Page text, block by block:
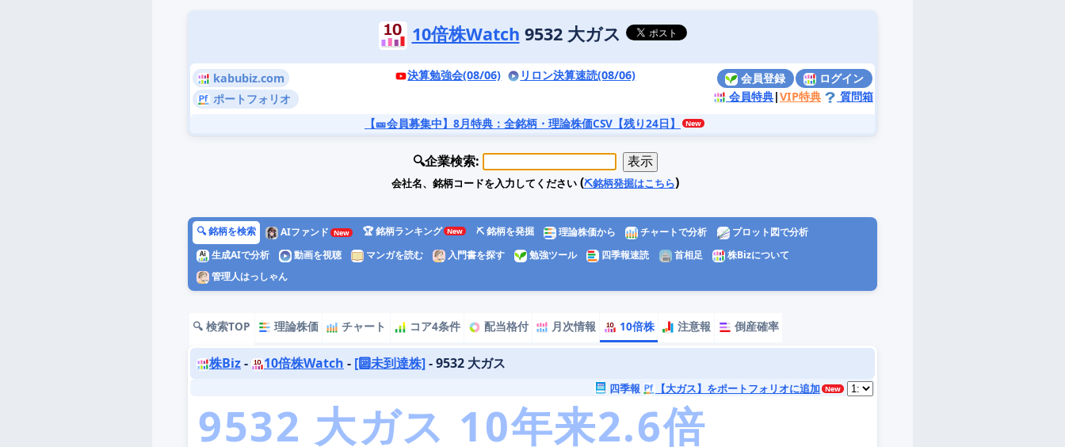
10倍株Watch 9532 大ガス
kabubiz.com
ポートフォリオ
会員登録
ログイン
会員特典|VIP特典 質問箱
決算勉強会(08/06) リロン決算速読(08/06)
【🎫会員募集中】8月特典 ：全銘柄・理論株価CSV【残り24日】
🔍企業検索:
会社名、銘柄コードを入力してください(⛏️銘柄発掘はこちら)
🔍 銘柄を検索 AIファンド 🏆 銘柄ランキング ⛏️ 銘柄を発掘 理論株価から チャートで分析
プロット図で分析
生成AIで分析
動画を視聴 マンガを読む 入門書を探す 勉強ツール 四季報速読 首相足
株Bizについて
管理人はっしゃん
🔍 検索TOP 理論株価 チャート コア4条件 配当格付 月次情報 10倍株 注意報 倒産確率
株Biz- 10倍株Watch - [🔟未到達株]- 9532 大ガス
四季報 【大ガス】をポートフォリオに追加